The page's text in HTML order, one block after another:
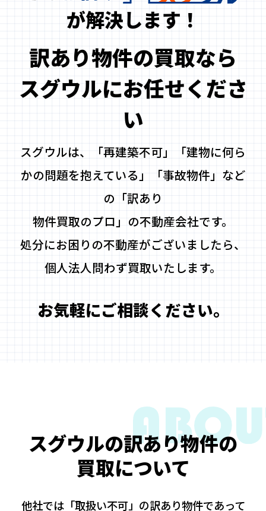
が解決します！
訳あり物件の買取なら
スグウルにお任せくださ
い
スグウルは、「再建築不可」「建物に何ら
かの問題を抱えている」「事故物件」など
の「訳あり
物件買取のプロ」の不動産会社です。
処分にお困りの不動産がございましたら、
個人法人問わず買取いたします。
お気軽にご相談ください。
スグウルの訳あり物件の
買取について
他社では「取扱い不可」の訳あり物件であって